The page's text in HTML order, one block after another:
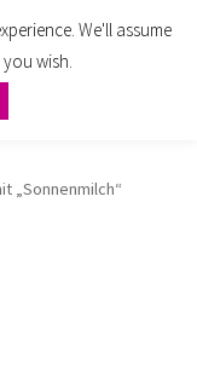
„Sonnenmilch“
We'll assume
wish.